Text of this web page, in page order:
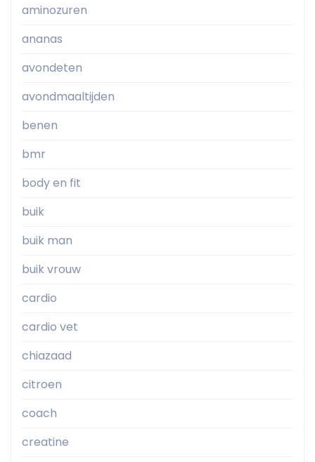
aminozuren
ananas
avondeten
avondmaaltijden
benen
bmr
body en fit
buik
buik man
buik vrouw
cardio
cardio vet
chiazaad
citroen
coach
creatine